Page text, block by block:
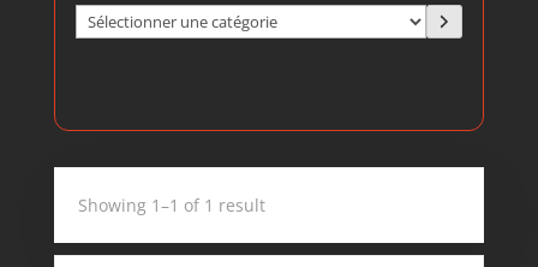
Sélectionner
une
Showing 1–1 of 1 result